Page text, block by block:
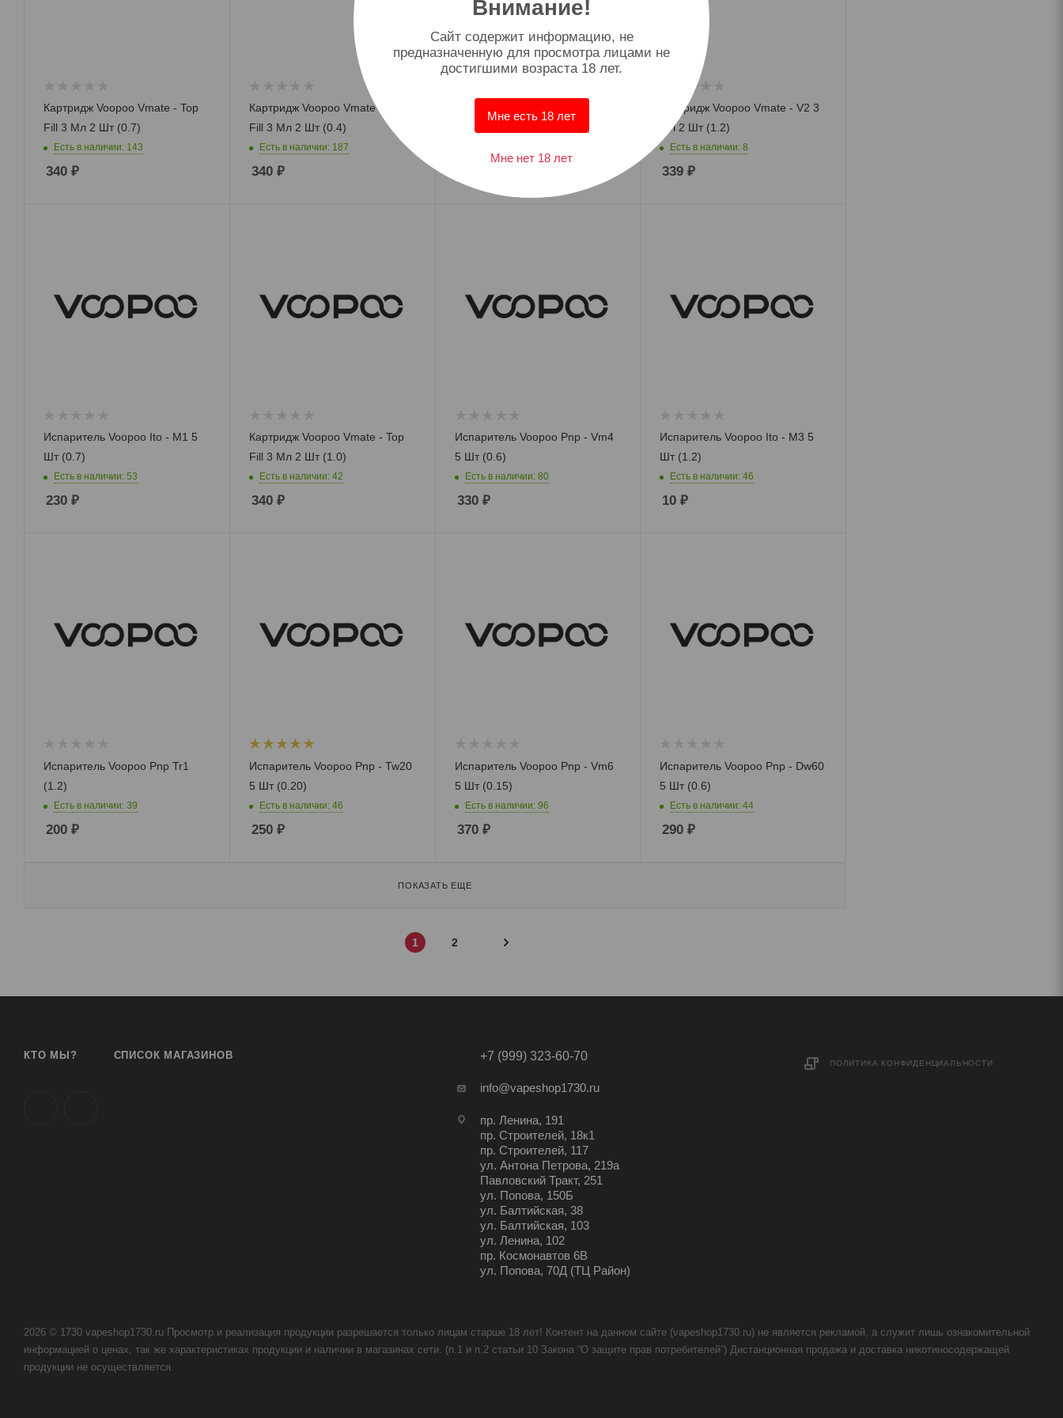
Картридж Voopoo Vmate - Top
Fill 3 Мл 2 Шт (0.7)
Есть в наличии: 143
340 ₽
Картридж Voopoo Vmate - Top
Fill 3 Мл 2 Шт (0.4)
Есть в наличии: 187
340₽
Картридж Voopoo Vmate - V2 3
Мл 2 Шт (1.2)
Есть в наличии: 8
339 ₽
Испаритель Voopoo Ito - M1 5
Шт (0.7)
Есть в наличии: 53
230 ₽
Картридж Voopoo Vmate - Top
Fill 3 Мл 2 Шт (1.0)
Есть в наличии: 42
340₽
Испаритель Voopoo Pnp - Vm4
5 Шт (0.6)
Есть в наличии: 80
330₽
Испаритель Voopoo Ito - M3 5
Шт (1.2)
Есть в наличии: 46
10 ₽
Испаритель Voopoo Pnp Tr1
(1.2)
Есть в наличии: 39
200 ₽
Испаритель Voopoo Pnp - Tw20
5 Шт (0.20)
Есть в наличии: 46
250₽
Испаритель Voopoo Pnp - Vm6
5 Шт (0.15)
Есть в наличии: 96
370₽
Испаритель Voopoo Pnp - Dw60
5 Шт (0.6)
Есть в наличии: 44
290 ₽
ПОКАЗАТЬ ЕЩЕ
1 2
конфеты
КТО МЫ? СПИСОК МАГАЗИНОВ +7 (999) 323-60-70
info@vapeshop1730.ru
пр. Ленина, 191
пр. Строителей, 18к1
пр. Строителей, 117
ул. Антона Петрова, 219а
Павловский Тракт, 251
ул. Попова, 150Б
ул. Балтийская, 38
ул. Балтийская, 103
ул. Ленина, 102
пр. Космонавтов 6В
ул. Попова, 70Д (ТЦ Район)
ПОЛИТИКА КОНФИДЕНЦИАЛЬНОСТИ
2026 © 1730 vapeshop1730.ru Просмотр и реализация продукции разрешается только лицам старше 18 лет! Контент на данном сайте (vapeshop1730.ru) не является рекламой, а служит лишь ознакомительной
информацией о ценах, так же характеристиках продукции и наличии в магазинах сети. (п.1 и п.2 статьи 10 Закона “О защите прав потребителей”) Дистанционная продажа и доставка никотиносодержащей
продукции не осуществляется.
Внимание!
Cайт содержит информацию, не
предназначенную для просмотра лицами не
достигшими возраста 18 лет.
Мне есть 18 лет
Мне нет 18 лет